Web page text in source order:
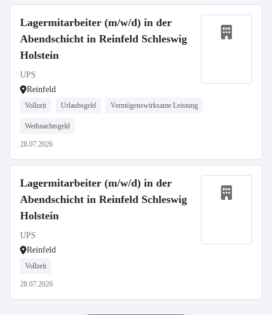
Lagermitarbeiter (m/w/d) in der
Abendschicht in Reinfeld Schleswig
Holstein
UPS
Reinfeld
Vollzeit Urlaubsgeld Vermögenswirksame Leistung
Weihnachtsgeld
28.07.2026
Lagermitarbeiter (m/w/d) in der
Abendschicht in Reinfeld Schleswig
Holstein
UPS
Reinfeld
Vollzeit
28.07.2026